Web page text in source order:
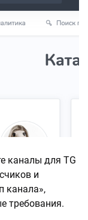
каналы для TG
и
канала»,
требования.